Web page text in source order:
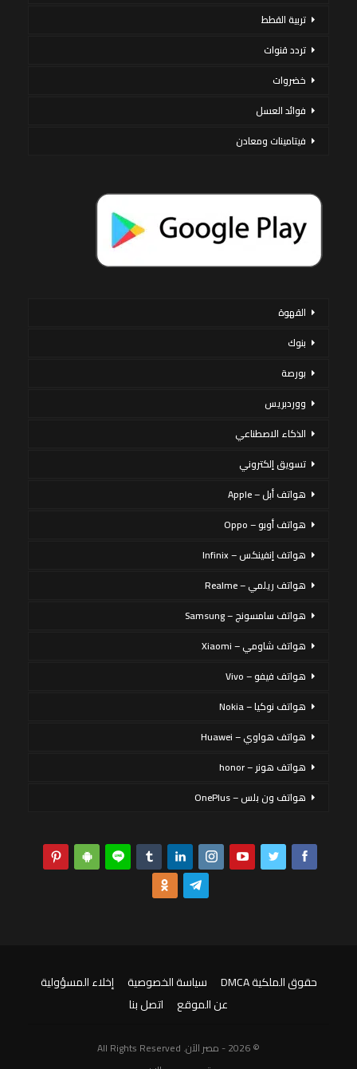
تربية القطط
تردد قنوات
خضروات
فوائد العسل
فيتامينات ومعادن
القهوة
بنوك
بورصة
ووردبريس
الذكاء الاصطناعي
تسويق إلكتروني
هواتف أبل – Apple
هواتف أوبو – Oppo
هواتف إنفينكس – Infinix
هواتف ريلمي – Realme
هواتف سامسونج – Samsung
هواتف شاومي – Xiaomi
هواتف فيفو – Vivo
هواتف نوكيا – Nokia
هواتف هواوي – Huawei
هواتف هونر – honor
هواتف ون بلس – OnePlus
حقوق الملكية DMCA سياسة الخصوصية
إخلاء المسؤولية
عن الموقع
اتصل بنا
© 2026 - مصر الآن. All Rights Reserved